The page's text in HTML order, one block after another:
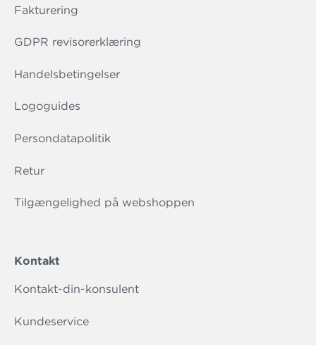
Fakturering
GDPR revisorerklæring
Handelsbetingelser
Logoguides
Persondatapolitik
Retur
Tilgængelighed på webshoppen
Kontakt
Kontakt-din-konsulent
Kundeservice